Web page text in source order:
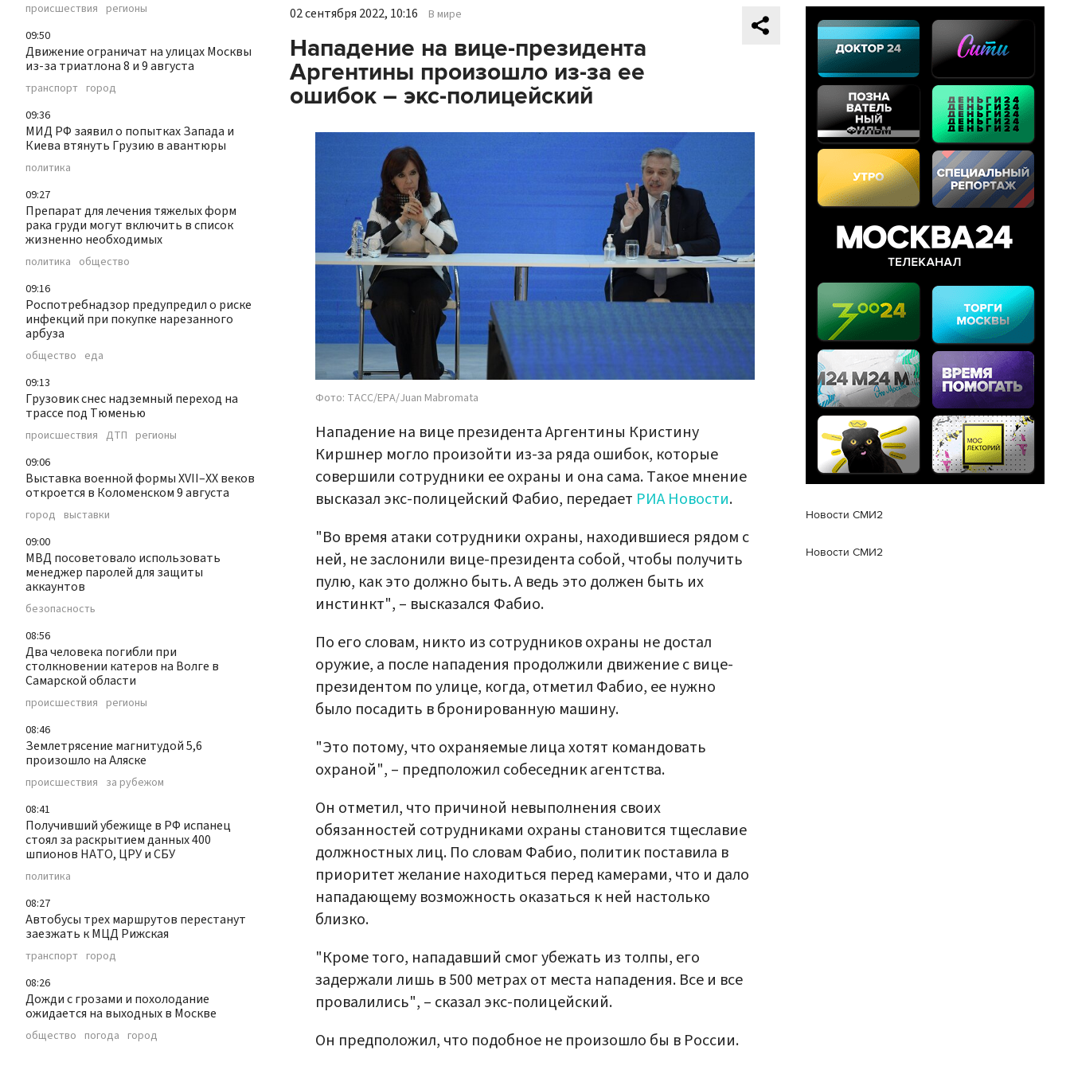
происшествия регионы
09:50
Движение ограничат на улицах Москвы
из-за триатлона 8 и 9 августа
транспорт город
09:36
МИД РФ заявил о попытках Запада и
Киева втянуть Грузию в авантюры
политика
09:27
Препарат для лечения тяжелых форм
рака груди могут включить в список
жизненно необходимых
политика общество
09:16
Роспотребнадзор предупредил о риске
инфекций при покупке нарезанного
арбуза
общество еда
09:13
Грузовик снес надземный переход на
трассе под Тюменью
происшествия ДТП регионы
09:06
Выставка военной формы XVII–XX веков
откроется в Коломенском 9 августа
город выставки
09:00
МВД посоветовало использовать
менеджер паролей для защиты
аккаунтов
безопасность
08:56
Два человека погибли при
столкновении катеров на Волге в
Самарской области
происшествия регионы
08:46
Землетрясение магнитудой 5,6
произошло на Аляске
происшествия за рубежом
08:41
Получивший убежище в РФ испанец
стоял за раскрытием данных 400
шпионов НАТО, ЦРУ и СБУ
политика
08:27
Автобусы трех маршрутов перестанут
заезжать к МЦД Рижская
транспорт город
08:26
Дожди с грозами и похолодание
ожидается на выходных в Москве
общество погода город
02 сентября 2022, 10:16 В мире
Нападение на вице-президента
Аргентины произошло из-за ее
ошибок – экс-полицейский
Фото: ТАСС/EPA/Juan Mabromata
Нападение на вице президента Аргентины Кристину
Киршнер могло произойти из-за ряда ошибок, которые
совершили сотрудники ее охраны и она сама. Такое мнение
высказал экс-полицейский Фабио, передает РИА Новости.
"Во время атаки сотрудники охраны, находившиеся рядом с
ней, не заслонили вице-президента собой, чтобы получить
пулю, как это должно быть. А ведь это должен быть их
инстинкт", – высказался Фабио.
По его словам, никто из сотрудников охраны не достал
оружие, а после нападения продолжили движение с вице-
президентом по улице, когда, отметил Фабио, ее нужно
было посадить в бронированную машину.
"Это потому, что охраняемые лица хотят командовать
охраной", – предположил собеседник агентства.
Он отметил, что причиной невыполнения своих
обязанностей сотрудниками охраны становится тщеславие
должностных лиц. По словам Фабио, политик поставила в
приоритет желание находиться перед камерами, что и дало
нападающему возможность оказаться к ней настолько
близко.
"Кроме того, нападавший смог убежать из толпы, его
задержали лишь в 500 метрах от места нападения. Все и все
провалились", – сказал экс-полицейский.
Он предположил, что подобное не произошло бы в России.
Новости СМИ2
Новости СМИ2